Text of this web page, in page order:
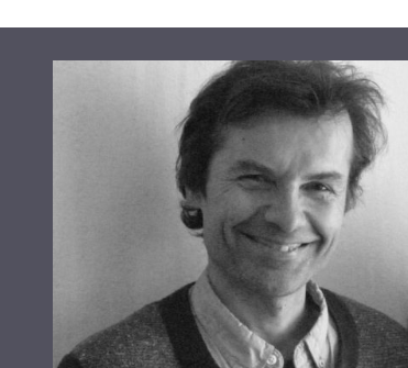
bluelightprotect
MZ923D